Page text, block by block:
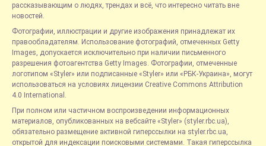
рассказывающим о людях, трендах и всё, что интересно читать вне
новостей.
Фотографии, иллюстрации и другие изображения принадлежат их
правообладателям. Использование фотографий, отмеченных Getty
Images, допускается исключительно при наличии письменного
разрешения фотоагентства Getty Images. Фотографии, отмеченные
логотипом «Styler» или подписанные «Styler» или «РБК-Украина», могут
использоваться на условиях лицензии Creative Commons Attribution
4.0 International.
При полном или частичном воспроизведении информационных
материалов, опубликованных на вебсайте «Styler» (styler.rbc.ua),
обязательно размещение активной гиперссылки на styler.rbc.ua,
открытой для индексации поисковыми системами. Такая гиперссылка